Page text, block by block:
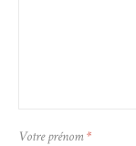
Votre prénom*